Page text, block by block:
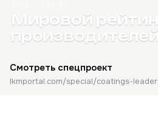
Мировой
Смотреть спецпроект
lkmportal.com/special/coatings-